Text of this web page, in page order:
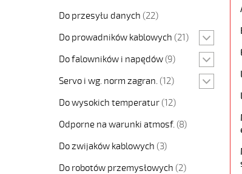
Do przesyłu danych (22)
Do prowadników kablowych (21)
Do falowników i napędów (9)
Servo i wg. norm zagran. (12)
Do wysokich temperatur (12)
Odporne na warunki atmosf. (8)
Do zwijaków kablowych (3)
Do robotów przemysłowych (2)